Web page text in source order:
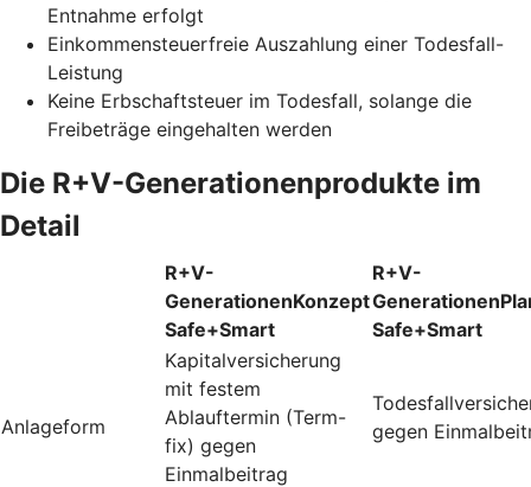
Entnahme erfolgt
Einkommensteuerfreie Auszahlung einer Todesfall-
Leistung
Keine Erbschaftsteuer im Todesfall, solange die
Freibeträge eingehalten werden
Die R+V-Generationenprodukte im
Detail
R+V-
GenerationenKonzept
Safe+Smart
R+V-
Safe+Smart
Anlageform
Kapitalversicherung
mit festem
Ablauftermin (Term-
fix) gegen
Einmalbeitrag
gegen